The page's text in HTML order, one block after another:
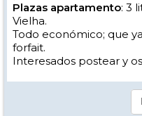
Plazas apartamento: 3
Vielha.
Todo económico; que
forfait.
Interesados postear y